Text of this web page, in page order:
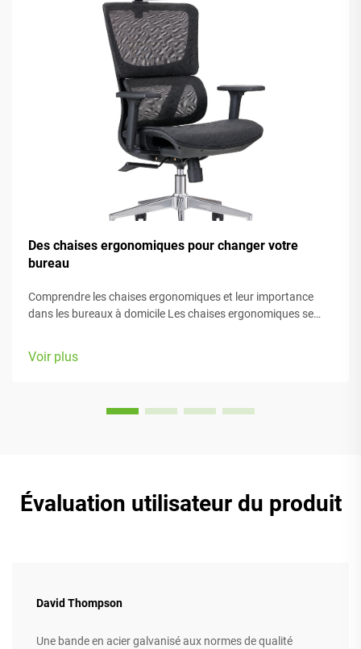
Des chaises ergonomiques pour changer votre
bureau
Comprendre les chaises ergonomiques et leur importance
dans les bureaux à domicile Les chaises ergonomiques se
types de morphologie et préférences. La plupart des modèles
Voir plus
Évaluation utilisateur du produit
David Thompson
Une bande en acier galvanisé aux normes de qualité